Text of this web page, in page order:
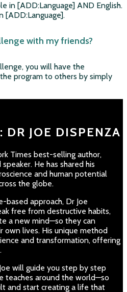
in [ADD:Language] AND English.
[ADD:Language].
with my friends?
you will have the
program to others by simply
DR JOE DISPENZA
Times best-selling author,
speaker. He has shared his
and human potential
the globe.
based approach, Dr Joe
free from destructive habits,
a new mind—so they can
own lives. His unique method
and transformation, offering
will guide you step by step
teaches around the world—so
and start creating a life that